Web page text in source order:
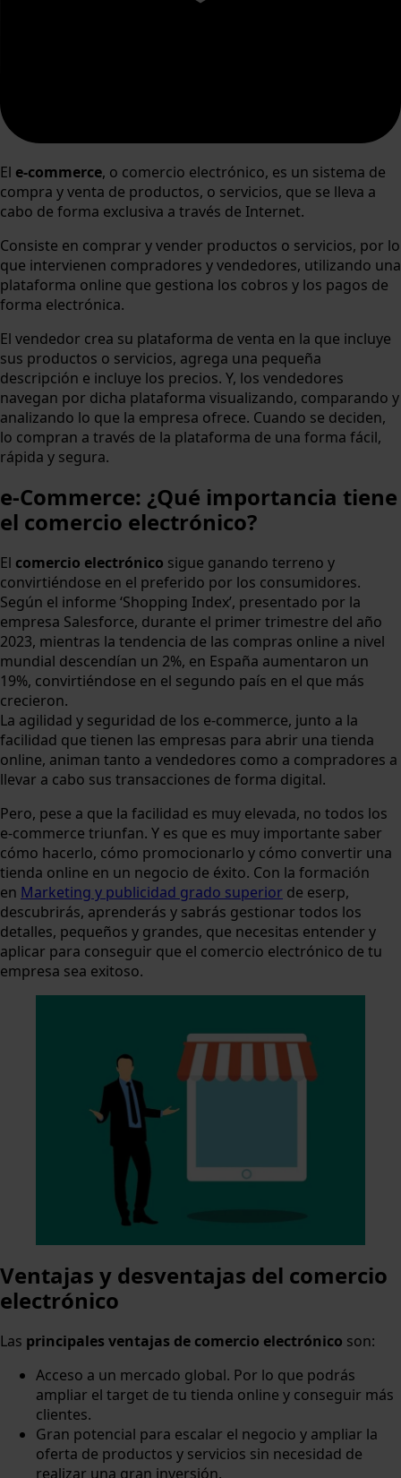
El e-commerce, o comercio electrónico, es un sistema de
compra y venta de productos, o servicios, que se lleva a
cabo de forma exclusiva a través de Internet.
Consiste en comprar y vender productos o servicios, por lo
que intervienen compradores y vendedores, utilizando una
plataforma online que gestiona los cobros y los pagos de
forma electrónica.
El vendedor crea su plataforma de venta en la que incluye
sus productos o servicios, agrega una pequeña
descripción e incluye los precios. Y, los vendedores
navegan por dicha plataforma visualizando, comparando y
analizando lo que la empresa ofrece. Cuando se deciden,
lo compran a través de la plataforma de una forma fácil,
rápida y segura.
e-Commerce: ¿Qué importancia tiene
el comercio electrónico?
El comercio electrónico sigue ganando terreno y
convirtiéndose en el preferido por los consumidores.
Según el informe ‘Shopping Index’, presentado por la
empresa Salesforce, durante el primer trimestre del año
2023, mientras la tendencia de las compras online a nivel
mundial descendían un 2%, en España aumentaron un
19%, convirtiéndose en el segundo país en el que más
crecieron.
La agilidad y seguridad de los e-commerce, junto a la
facilidad que tienen las empresas para abrir una tienda
online, animan tanto a vendedores como a compradores a
llevar a cabo sus transacciones de forma digital.
Pero, pese a que la facilidad es muy elevada, no todos los
e-commerce triunfan. Y es que es muy importante saber
cómo hacerlo, cómo promocionarlo y cómo convertir una
tienda online en un negocio de éxito. Con la formación
en Marketing y publicidad grado superior de eserp,
descubrirás, aprenderás y sabrás gestionar todos los
detalles, pequeños y grandes, que necesitas entender y
aplicar para conseguir que el comercio electrónico de tu
empresa sea exitoso.
Ventajas y desventajas del comercio
electrónico
Las principales ventajas de comercio electrónico son:
Acceso a un mercado global. Por lo que podrás
ampliar el target de tu tienda online y conseguir más
clientes.
Gran potencial para escalar el negocio y ampliar la
oferta de productos y servicios sin necesidad de
realizar una gran inversión.